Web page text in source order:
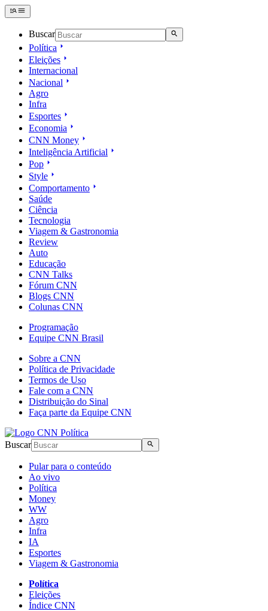
Buscar
Política
Eleições
Internacional
Nacional
Agro
Infra
Esportes
Economia
CNN Money
Inteligência Artificial
Pop
Style
Comportamento
Saúde
Ciência
Tecnologia
Viagem & Gastronomia
Review
Auto
Educação
CNN Talks
Fórum CNN
Blogs CNN
Colunas CNN
Programação
Equipe CNN Brasil
Sobre a CNN
Política de Privacidade
Termos de Uso
Fale com a CNN
Distribuição do Sinal
Faça parte da Equipe CNN
Buscar
Pular para o conteúdo
Ao vivo
Política
Money
WW
Agro
Infra
IA
Esportes
Viagem & Gastronomia
Política
Eleições
Índice CNN